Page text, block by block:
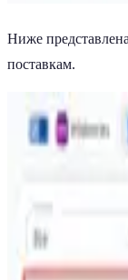
Ниже
поставкам.